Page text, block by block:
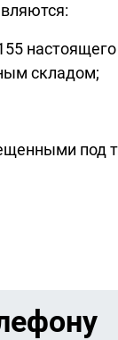
складом;
под